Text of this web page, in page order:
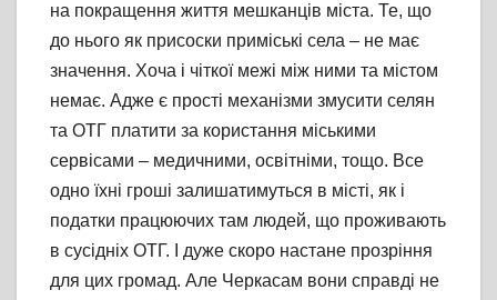
на покращення життя мешканців міста. Те, що
до нього як присоски приміські села – не має
значення. Хоча і чіткої межі між ними та містом
немає. Адже є прості механізми змусити селян
та ОТГ платити за користання міськими
сервісами – медичними, освітніми, тощо. Все
одно їхні гроші залишатимуться в місті, як і
податки працюючих там людей, що проживають
в сусідніх ОТГ. І дуже скоро настане прозріння
для цих громад. Але Черкасам вони справді не